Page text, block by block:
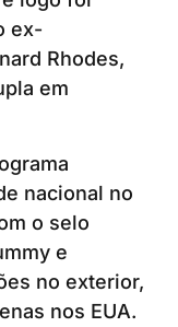
ex-
Rhodes,
em
nacional no
o selo
e
no exterior,
nos EUA.